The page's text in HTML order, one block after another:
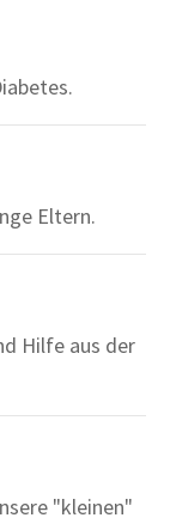
Eltern.
Hilfe aus der
"kleinen"